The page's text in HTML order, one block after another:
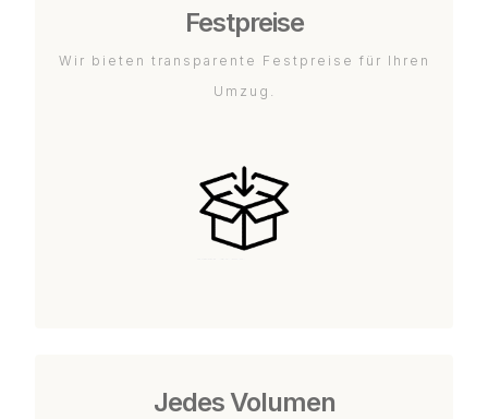
Festpreise
Wir bieten transparente Festpreise für Ihren
Umzug.
Jedes Volumen